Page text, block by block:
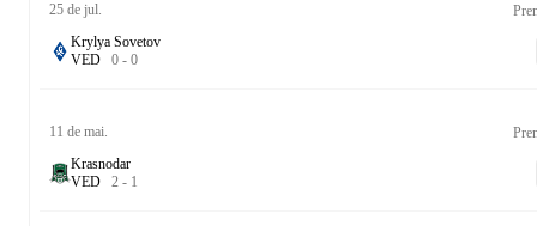
25 de jul.
Krylya Sovetov
VED 0 - 0
11 de mai.
Krasnodar
VED 2 - 1